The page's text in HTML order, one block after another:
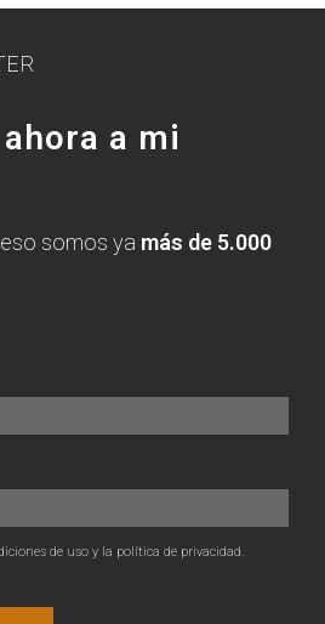
ahora a mi
somos ya más de 5.000
de uso y la política de privacidad.